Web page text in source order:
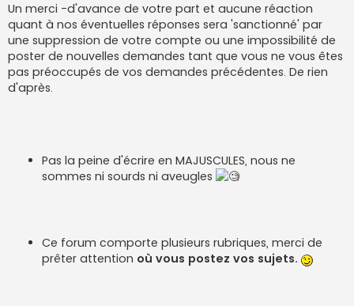
Un merci -d'avance de votre part et aucune réaction
quant à nos éventuelles réponses sera 'sanctionné' par
une suppression de votre compte ou une impossibilité de
poster de nouvelles demandes tant que vous ne vous êtes
pas préoccupés de vos demandes précédentes. De rien
d'après.
Pas la peine d'écrire en MAJUSCULES, nous ne
sommes ni sourds ni aveugles
Ce forum comporte plusieurs rubriques, merci de
prêter attention où vous postez vos sujets.